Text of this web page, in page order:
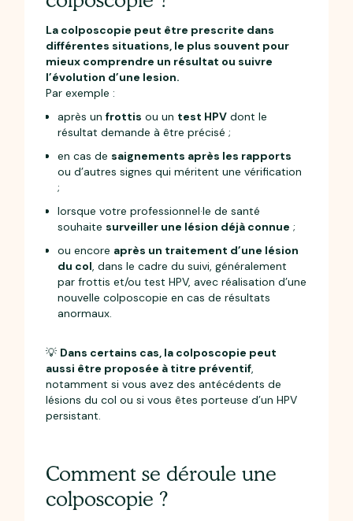
La colposcopie peut être prescrite dans
différentes situations, le plus souvent pour
mieux comprendre un résultat ou suivre
l’évolution d’une lesion.
Par exemple :
après unfrottis ou un test HPV dont le
résultat demande à être précisé ;
en cas de saignements après les rapports
ou d’autres signes qui méritent une vérification
;
lorsque votre professionnel·le de santé
souhaite surveiller une lésion déjà connue ;
ou encore après un traitement d’une lésion
du col, dans le cadre du suivi, généralement
par frottis et/ou test HPV, avec réalisation d’une
nouvelle colposcopie en cas de résultats
anormaux.
💡 Dans certains cas, la colposcopie peut
aussi être proposée à titre préventif,
notamment si vous avez des antécédents de
lésions du col ou si vous êtes porteuse d’un HPV
persistant.
Comment se déroule une
colposcopie ?